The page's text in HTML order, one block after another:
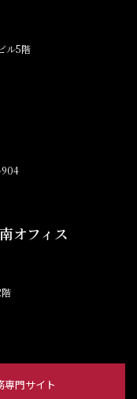
ル5階
904
オフィス
専門サイト